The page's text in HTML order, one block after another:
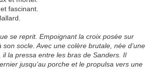
fascinant.
se reprit. Empoignant la croix posée sur
son socle. Avec une colère brutale, née d’une
il la pressa entre les bras de Sanders. Il
jusqu’au porche et le propulsa vers une